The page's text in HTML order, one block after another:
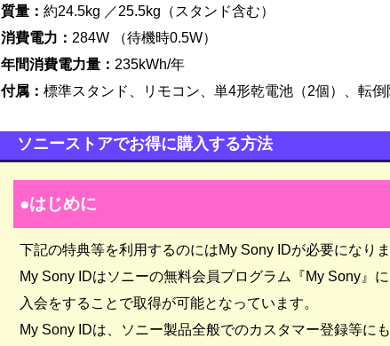
質量：約24.5kg ／25.5kg（スタンド含む）
消費電力： 284W （待機時0.5W）
年間消費電力量： 235kWh/年
付属：標準スタンド、リモコン、単4形乾電池（2個）、転
ソニーストアでお得に購入する方法
はじめに
下記の特典等を利用するのにはMy Sony IDが必要になりま
My Sony IDはソニーの無料会員プログラム『My Sony』に
入会をすることで取得が可能となっています。
My Sony IDは、ソニー製品全般でのカスタマー登録等に